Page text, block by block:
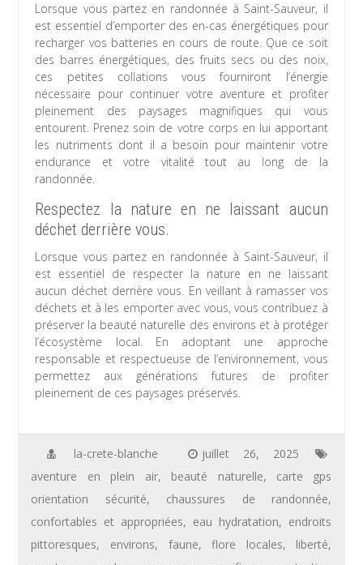
Lorsque vous partez en randonnée à Saint-Sauveur, il
est essentiel d’emporter des en-cas énergétiques pour
recharger vos batteries en cours de route. Que ce soit
des barres énergétiques, des fruits secs ou des noix,
ces petites collations vous fourniront l’énergie
nécessaire pour continuer votre aventure et profiter
pleinement des paysages magnifiques qui vous
entourent. Prenez soin de votre corps en lui apportant
les nutriments dont il a besoin pour maintenir votre
endurance et votre vitalité tout au long de la
randonnée.
Respectez la nature en ne laissant aucun
déchet derrière vous.
Lorsque vous partez en randonnée à Saint-Sauveur, il
est essentiel de respecter la nature en ne laissant
aucun déchet derrière vous. En veillant à ramasser vos
déchets et à les emporter avec vous, vous contribuez à
préserver la beauté naturelle des environs et à protéger
l’écosystème local. En adoptant une approche
responsable et respectueuse de l’environnement, vous
permettez aux générations futures de profiter
pleinement de ces paysages préservés.
la-crete-blanche
juillet 26, 2025
aventure en plein air, beauté naturelle, carte gps
orientation sécurité, chaussures de randonnée,
confortables et appropriées, eau hydratation, endroits
pittoresques, environs, faune,flore locales, liberté,